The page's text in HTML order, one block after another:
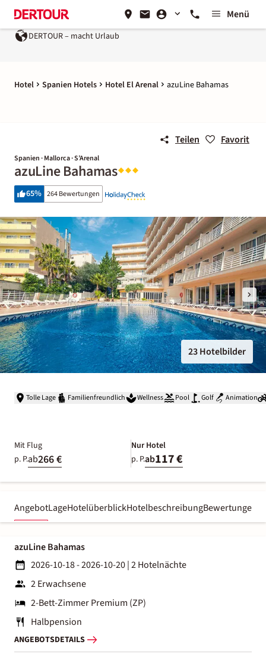
Menü
DERTOUR – macht Urlaub
Hotel Spanien Hotels Hotel El Arenal azuLine Bahamas
Teilen Favorit
Spanien · Mallorca · S’Arenal
azuLine Bahamas
65% 264 Bewertungen
23 Hotelbilder
Tolle Lage Familienfreundlich Wellness Pool Golf Animation
Mit Flug
p. P.ab266 €
Nur Hotel
p. P.ab117 €
AngebotLageHotelüberblickHotelbeschreibungBewertungen
azuLine Bahamas
2026-10-18 - 2026-10-20|2 Hotelnächte
2 Erwachsene
2-Bett-Zimmer Premium (ZP)
Halbpension
ANGEBOTSDETAILS